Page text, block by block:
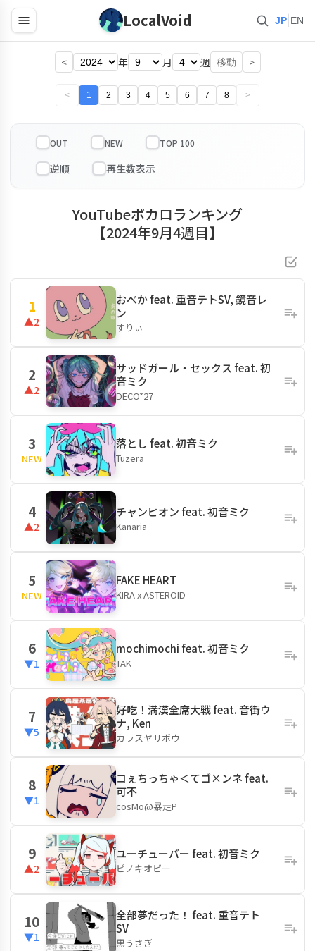
LocalVoid JP EN
< 年 月 週 移動 >
< 1 2 3 4 5 6 7 8 >
OUT NEW TOP 100
YouTubeボカロランキング
【2024年9月4週目】
1
▲2
おべか feat. 重音テトSV, 鏡音レ
ン
すりぃ
2
▲2
サッドガール・セックス feat. 初
音ミク
DECO*27
3
NEW
落とし feat. 初音ミク
Tuzera
4
▲2
チャンピオン feat. 初音ミク
Kanaria
5
NEW
FAKE HEART
KIRA x ASTEROID
6
▼1
mochimochi feat. 初音ミク
TAK
7
▼5
好吃！満漢全席大戦 feat. 音街ウ
ナ, Ken
カラスヤサボウ
8
▼1
コぇちっちゃ＜てゴ×ンネ feat.
可不
cosMo@暴走P
9
▲2
ユーチューバー feat. 初音ミク
ピノキオピー
10
▼1
全部夢だった！ feat. 重音テト
SV
黒うさぎ